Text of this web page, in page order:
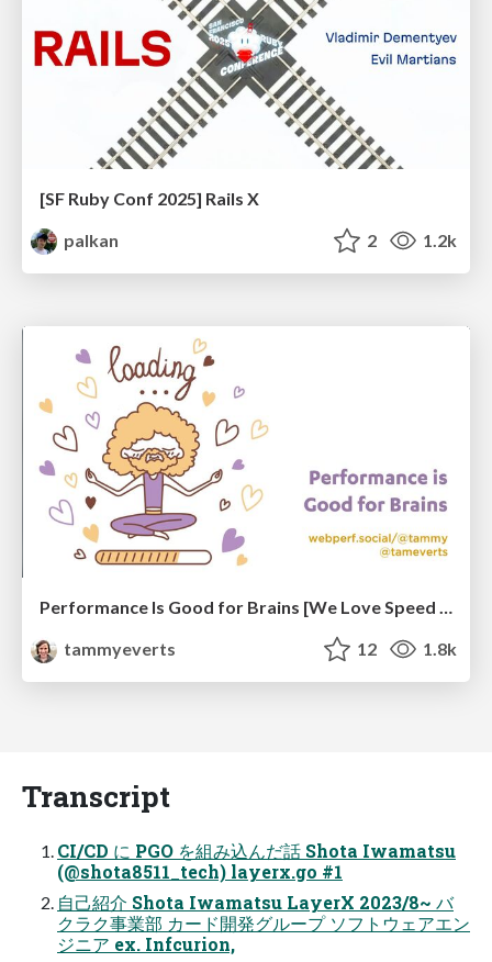
[SF Ruby Conf 2025] Rails X
palkan
2 1.2k
Performance Is Good for Brains [We Love Speed 2024]
tammyeverts
12 1.8k
Transcript
CI/CD に PGO を組み込んだ話 Shota Iwamatsu
(@shota8511_tech) layerx.go #1
自己紹介 Shota Iwamatsu LayerX 2023/8~ バ
クラク事業部 カード開発グループ ソフトウェアエン
ジニア ex. Infcurion,